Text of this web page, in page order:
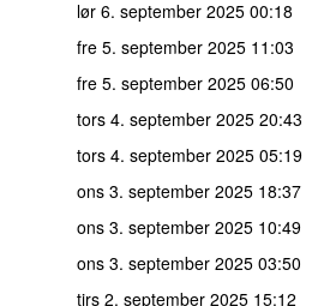
lør 6. september 2025 00:18
fre 5. september 2025 11:03
fre 5. september 2025 06:50
tors 4. september 2025 20:43
tors 4. september 2025 05:19
ons 3. september 2025 18:37
ons 3. september 2025 10:49
ons 3. september 2025 03:50
tirs 2. september 2025 15:12